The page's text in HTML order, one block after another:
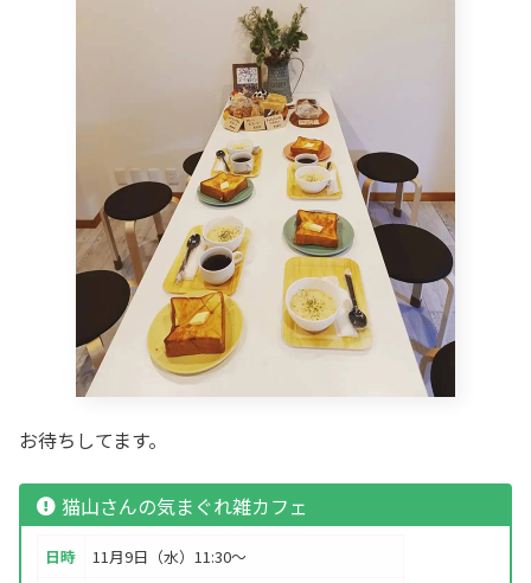
お待ちしてます。
猫山さんの気まぐれ雑カフェ
日時
11月9日（水）11:30～